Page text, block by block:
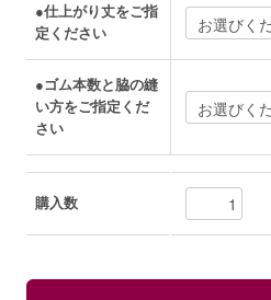
●仕上がり丈をご指
定ください
●ゴム本数と脇の縫
い方をご指定くだ
さい
購入数